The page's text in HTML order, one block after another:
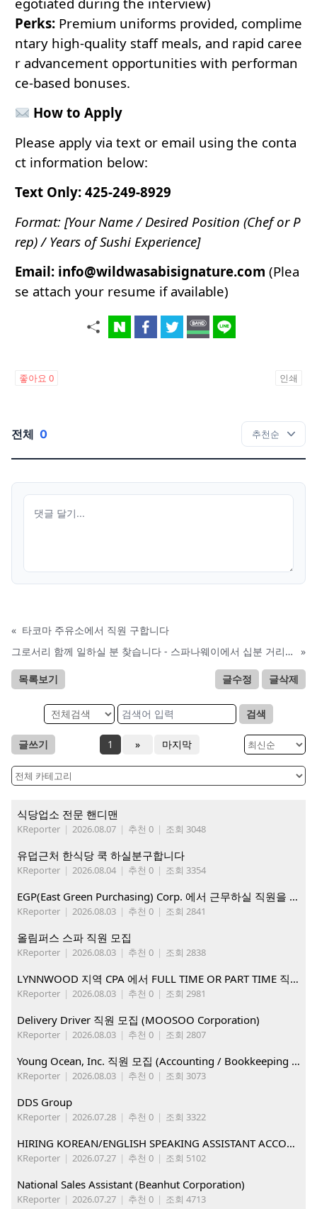
Perks: Premium uniforms provided, complime
ntary high-quality staff meals, and rapid caree
r advancement opportunities with performan
ce-based bonuses.
How to Apply
Please apply via text or email using the conta
ct information below:
Text Only: 425-249-8929
Format: [Your Name / Desired Position (Chef or P
rep) / Years of Sushi Experience]
Email: info@wildwasabisignature.com (Plea
se attach your resume if available)
좋아요 0 인쇄
전체 0
« 타코마 주유소에서 직원 구합니다
그로서리 함께 일하실 분 찾습니다 - 스파나웨이에서 십분 거리 - 20불부터 시작
»
목록보기 글수정 글삭제
검색
글쓰기 1 » 마지막
식당업소 전문 핸디맨
KReporter | 2026.08.07 | 추천 0 | 조회 3048
유덥근처 한식당 쿡 하실분구합니다
KReporter | 2026.08.04 | 추천 0 | 조회 3354
EGP(East Green Purchasing) Corp. 에서 근무하실 직원을 아래와 같이 모집합니다.
KReporter | 2026.08.03 | 추천 0 | 조회 2841
올림퍼스 스파 직원 모집
KReporter | 2026.08.03 | 추천 0 | 조회 2838
LYNNWOOD 지역 CPA 에서 FULL TIME OR PART TIME 직원을 찾습니다
KReporter | 2026.08.03 | 추천 0 | 조회 2981
Delivery Driver 직원 모집 (MOOSOO Corporation)
KReporter | 2026.08.03 | 추천 0 | 조회 2807
Young Ocean, Inc. 직원 모집 (Accounting / Bookkeeping 분야)
KReporter | 2026.08.03 | 추천 0 | 조회 3073
DDS Group
KReporter | 2026.07.28 | 추천 0 | 조회 3322
HIRING KOREAN/ENGLISH SPEAKING ASSISTANT ACCOUNT MANAGER
KReporter | 2026.07.27 | 추천 0 | 조회 5102
National Sales Assistant (Beanhut Corporation)
KReporter | 2026.07.27 | 추천 0 | 조회 4713